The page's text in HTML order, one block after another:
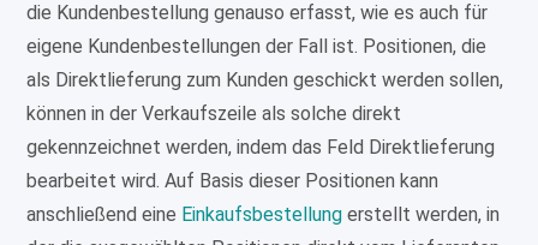
die Kundenbestellung genauso erfasst, wie es auch für
eigene Kundenbestellungen der Fall ist. Positionen, die
als Direktlieferung zum Kunden geschickt werden sollen,
können in der Verkaufszeile als solche direkt
gekennzeichnet werden, indem das Feld Direktlieferung
bearbeitet wird. Auf Basis dieser Positionen kann
anschließend eine Einkaufsbestellungerstellt werden, in